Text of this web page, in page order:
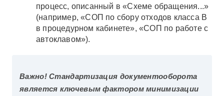
процесс, описанный в «Схеме обращения...»
(например, «СОП по сбору отходов класса В
в процедурном кабинете», «СОП по работе с
автоклавом»).
Важно! Стандартизация документооборота
является ключевым фактором минимизации